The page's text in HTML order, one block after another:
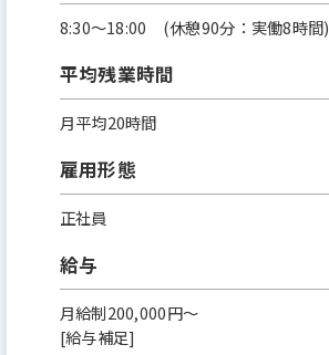
8:30～18:00 (休憩90分：実働8時間)
平均残業時間
月平均20時間
雇用形態
正社員
給与
月給制200,000円～
[給与補足]